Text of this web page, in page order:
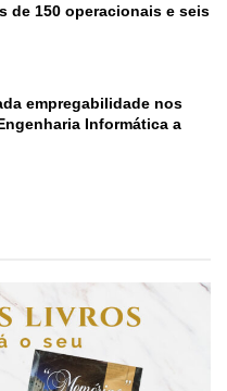
de 150 operacionais e seis
empregabilidade nos
Informática a